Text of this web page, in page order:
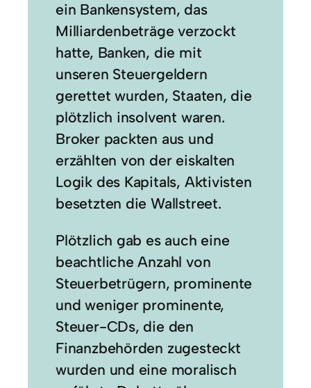
ein Bankensystem, das
Milliardenbeträge verzockt
hatte, Banken, die mit
unseren Steuergeldern
gerettet wurden, Staaten, die
plötzlich insolvent waren.
Broker packten aus und
erzählten von der eiskalten
Logik des Kapitals, Aktivisten
besetzten die Wallstreet.
Plötzlich gab es auch eine
beachtliche Anzahl von
Steuerbetrügern, prominente
und weniger prominente,
Steuer-CDs, die den
Finanzbehörden zugesteckt
wurden und eine moralisch